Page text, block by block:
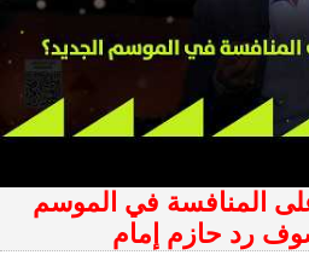
المنافسة في الموسم
رد حازم إمام